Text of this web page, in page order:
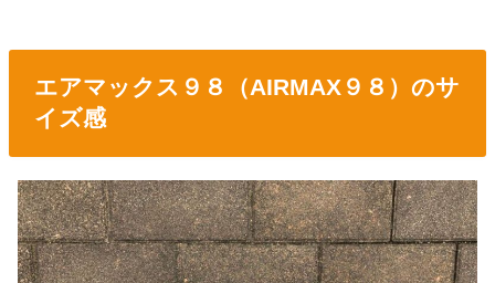
エアマックス９８（AIRMAX９８）のサ
イズ感